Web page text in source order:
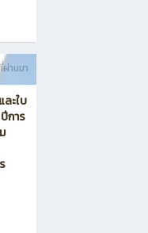
านมา
ะใบ
การ